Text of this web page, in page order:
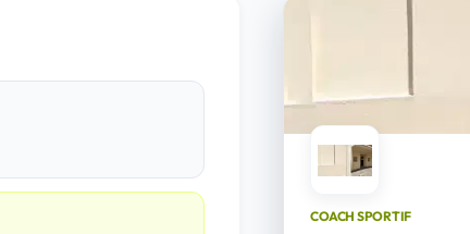
COACH SPORTIF